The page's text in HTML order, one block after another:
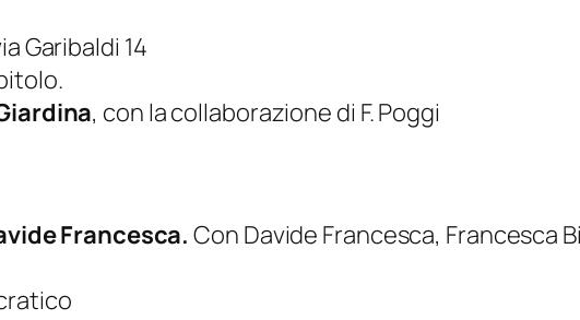
Garibaldi 14
, con la collaborazione di F. Poggi
Francesca.Con Davide Francesca, Francesca